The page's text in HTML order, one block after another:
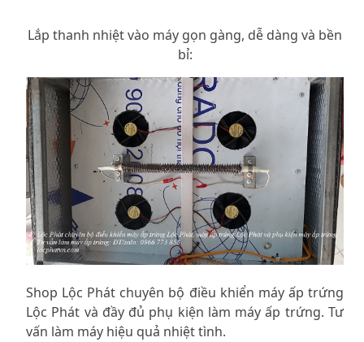
Lắp thanh nhiệt vào máy gọn gàng, dễ dàng và bền
bỉ:
Shop Lộc Phát chuyên bộ điều khiển máy ấp trứng
Lộc Phát và đầy đủ phụ kiện làm máy ấp trứng. Tư
vấn làm máy hiệu quả nhiệt tình.